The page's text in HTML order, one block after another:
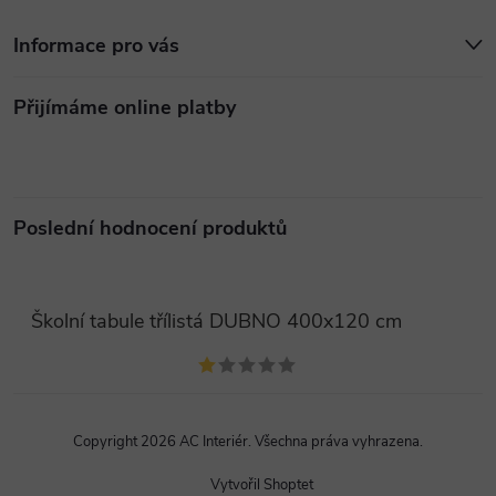
Informace pro vás
Přijímáme online platby
Poslední hodnocení produktů
Školní tabule třílistá DUBNO 400x120 cm
Vytvořil Shoptet
Copyright 2026 AC Interiér. Všechna práva vyhrazena.